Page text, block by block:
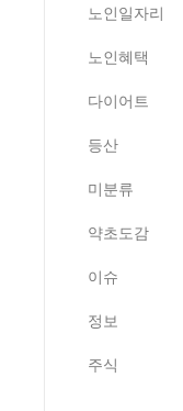
노인일자리
노인혜택
다이어트
등산
미분류
약초도감
이슈
정보
주식